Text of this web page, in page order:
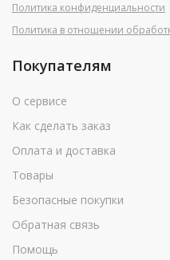
Политика конфиденциальности
Политика в отношении
Покупателям
О сервисе
Как сделать заказ
Оплата и доставка
Товары
Безопасные покупки
Обратная связь
Помощь